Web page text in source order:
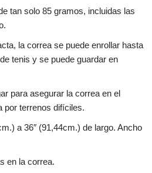
tan solo 85 gramos, incluidas las
la correa se puede enrollar hasta
tenis y se puede guardar en
para asegurar la correa en el
por terrenos difíciles.
a 36″ (91,44cm.) de largo. Ancho
en la correa.